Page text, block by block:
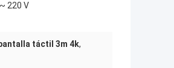
220 V
táctil 3m 4k,